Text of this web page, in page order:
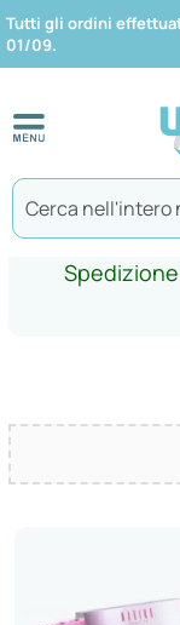
Tutti gli ordini
01/09.